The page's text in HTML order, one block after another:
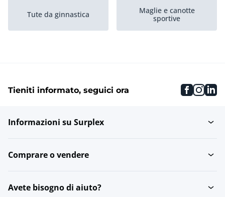
Tute da ginnastica
Maglie e canotte
sportive
Tieniti informato, seguici ora
Informazioni su Surplex
Comprare o vendere
Avete bisogno di aiuto?